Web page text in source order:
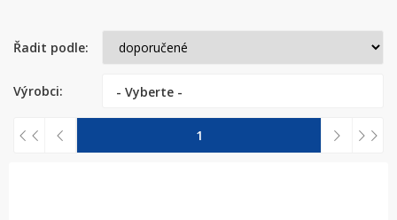
Řadit podle:
Výrobci: - Vyberte -
1